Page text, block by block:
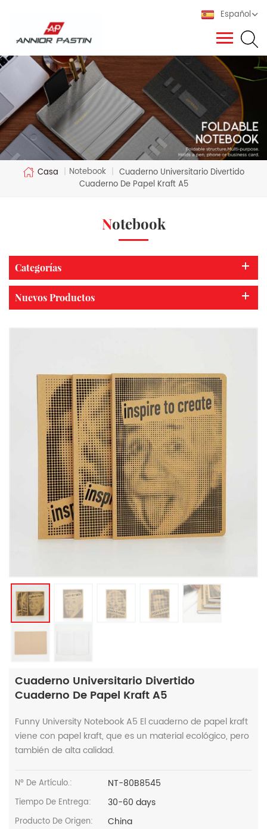
Español
Casa | Notebook | Cuaderno Universitario Divertido
Cuaderno De Papel Kraft A5
Notebook
Categorías
Nuevos Productos
Cuaderno Universitario Divertido
Cuaderno De Papel Kraft A5
Funny University Notebook A5 El cuaderno de papel kraft
viene con papel kraft, que es un material ecológico, pero
también de alta calidad.
Nº De Artículo.: NT-80B8545
Tiempo De Entrega: 30-60 days
Producto De Origen: China